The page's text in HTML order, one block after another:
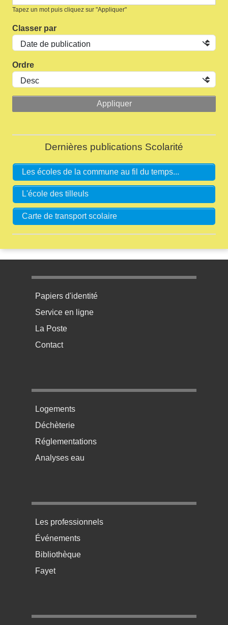
Tapez un mot puis cliquez sur "Appliquer"
Classer par
Ordre
Dernières publications Scolarité
Les écoles de la commune au fil du temps...
L'école des tilleuls
Carte de transport scolaire
Menu pratique bas de page 1
Papiers d'identité
Service en ligne
La Poste
Contact
Menu pratique bas de page 2
Logements
Déchèterie
Réglementations
Analyses eau
Menu pratique bas de page 3
Les professionnels
Événements
Bibliothèque
Fayet
Menu pratique bas de page 4